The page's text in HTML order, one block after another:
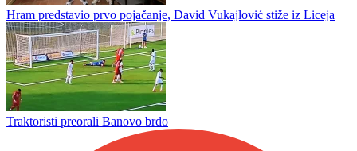
Hram predstavio prvo pojačanje, David Vukajlović stiže iz Liceja
Traktoristi preorali Banovo brdo